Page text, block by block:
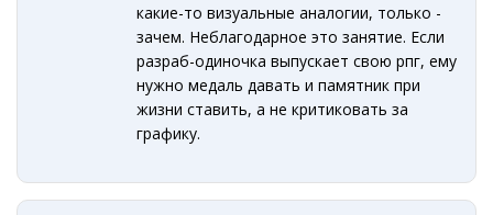
какие-то визуальные аналогии, только -
зачем. Неблагодарное это занятие. Если
разраб-одиночка выпускает свою рпг, ему
нужно медаль давать и памятник при
жизни ставить, а не критиковать за
графику.